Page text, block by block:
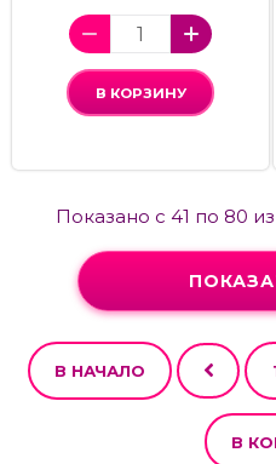
В КОРЗИНУ
Показано с 41 по 80
В НАЧАЛО
В